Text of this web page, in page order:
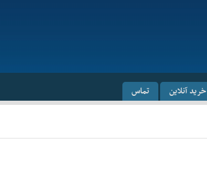
خرید آنلاین تماس